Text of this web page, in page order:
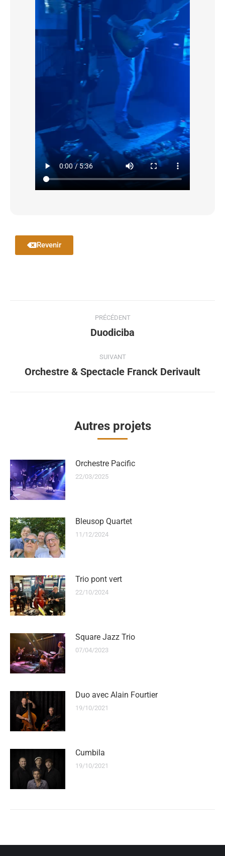
Revenir
PRÉCÉDENT
Duodiciba
SUIVANT
Orchestre & Spectacle Franck Derivault
Autres projets
Orchestre Pacific
22/03/2025
Bleusop Quartet
11/12/2024
Trio pont vert
22/10/2024
Square Jazz Trio
07/04/2023
Duo avec Alain Fourtier
19/10/2021
Cumbila
19/10/2021